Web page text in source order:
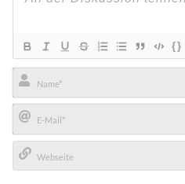
{}
Name*
E-
Mail*